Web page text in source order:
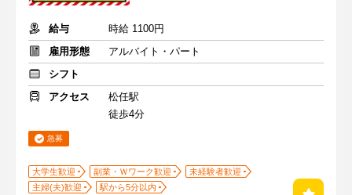
給与
時給 1100円
雇用形態
アルバイト・パート
シフト
アクセス
松任駅
徒歩4分
急募
大学生歓迎 副業・Ｗワーク歓迎
未経験者歓迎
主婦(夫)歓迎
駅から5分以内